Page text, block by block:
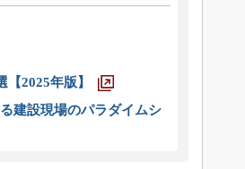
2025年版】
建設現場のパラダイムシ